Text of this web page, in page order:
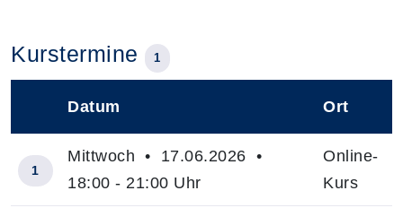
Kurstermine 1
Datum Ort
1
Mittwoch • 17.06.2026 •
18:00 - 21:00 Uhr
Online-
Kurs